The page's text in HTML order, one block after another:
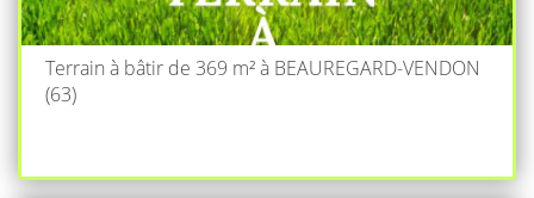
Terrain à bâtir de 369 m² à BEAUREGARD-VENDON
(63)